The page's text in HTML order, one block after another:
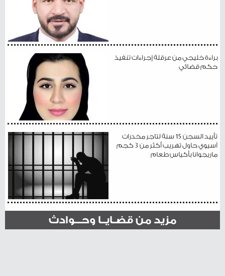
براءة خليجي من عرقلة إجراءات تنفيذ
حكم قضائي
تأييد السجن 15 سنة لتاجر مخدرات
آسيوي حاول تهريب أكثر من 3 كجم
ماريجوانا بأكياس طعام
مزيد من قضـايــا وحـــوادث